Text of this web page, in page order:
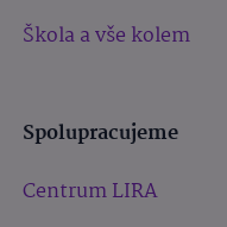
Škola a vše kolem
Spolupracujeme
Centrum LIRA